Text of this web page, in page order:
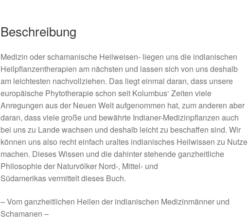
Beschreibung
Medizin oder schamanische Heilweisen- liegen uns die indianischen
Heilpflanzentherapien am nächsten und lassen sich von uns deshalb
am leichtesten nachvollziehen. Das liegt einmal daran, dass unsere
europäische Phytotherapie schon seit Kolumbus‘ Zeiten viele
Anregungen aus der Neuen Welt aufgenommen hat, zum anderen aber
daran, dass viele große und bewährte Indianer-Medizinpflanzen auch
bei uns zu Lande wachsen und deshalb leicht zu beschaffen sind. Wir
können uns also recht einfach uraltes indianisches Heilwissen zu Nutze
machen. Dieses Wissen und die dahinter stehende ganzheitliche
Philosophie der Naturvölker Nord-, Mittel- und
Südamerikas vermittelt dieses Buch.
– Vom ganzheitlichen Heilen der indianischen Medizinmänner und
Schamanen –